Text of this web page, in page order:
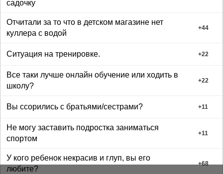
садочку
Отчитали за то что в детском магазине нет
куллера с водой
+44
Ситуация на тренировке. +22
Все таки лучше онлайн обучение или ходить в
школу?
+22
Вы ссорились с братьями/сестрами? +11
Не могу заставить подростка заниматься
спортом
+11
У кого ребенок некрасив и глуп, вы его
любите?
+68